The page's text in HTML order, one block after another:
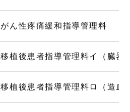
がん性疼痛緩和指導管理料
移植後患者指導管理料イ（臓器
移植後患者指導管理料ロ（造血